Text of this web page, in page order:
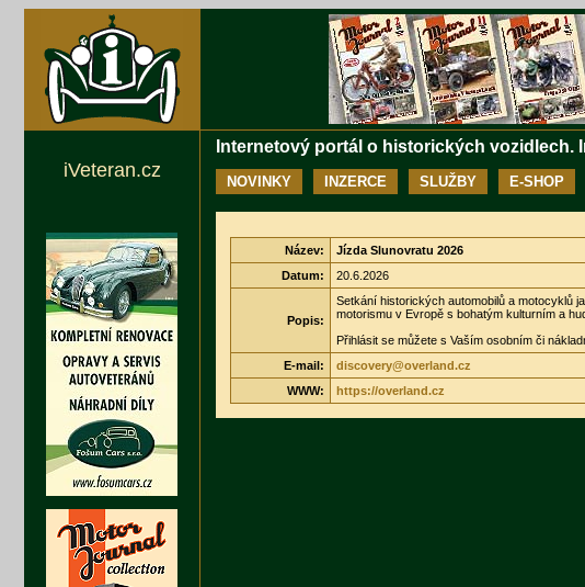
Internetový portál o historických vozidlech.
NOVINKY INZERCE SLUŽBY E-SHOP
Název:
Jízda Slunovratu 2026
Datum:
20.6.2026
Popis:
Setkání historických automobilů a motocyklů
motorismu v Evropě s bohatým kulturním a
Přihlásit se můžete s Vaším osobním či
E-mail:
discovery@overland.cz
WWW:
https://overland.cz
iVeteran.cz